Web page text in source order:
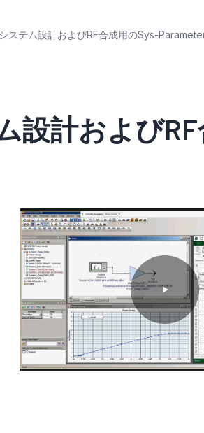
ステム設計およびRF合成用のSys-
設計および
P
l